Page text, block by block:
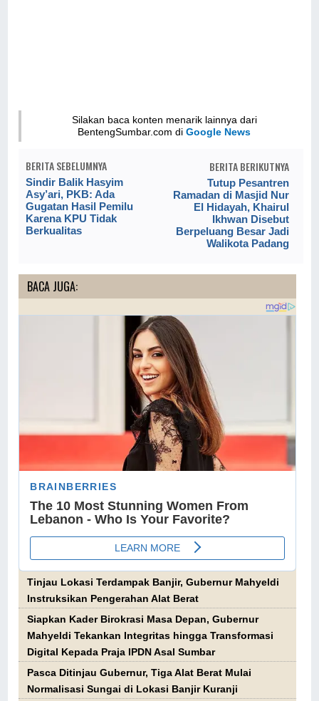
Silakan baca konten menarik lainnya dari
BentengSumbar.com diGoogle News
BERITA SEBELUMNYA
Sindir Balik Hasyim
Asy’ari, PKB: Ada
Gugatan Hasil Pemilu
Karena KPU Tidak
Berkualitas
BERITA BERIKUTNYA
Tutup Pesantren
Ramadan di Masjid Nur
El Hidayah, Khairul
Ikhwan Disebut
Berpeluang Besar Jadi
Walikota Padang
BACA JUGA:
Tinjau Lokasi Terdampak Banjir, Gubernur Mahyeldi
Instruksikan Pengerahan Alat Berat
Siapkan Kader Birokrasi Masa Depan, Gubernur
Mahyeldi Tekankan Integritas hingga Transformasi
Digital Kepada Praja IPDN Asal Sumbar
Pasca Ditinjau Gubernur, Tiga Alat Berat Mulai
Normalisasi Sungai di Lokasi Banjir Kuranji